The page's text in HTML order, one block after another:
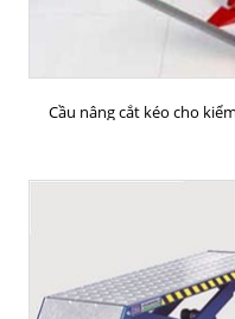
Cầu nâng cắt kéo cho